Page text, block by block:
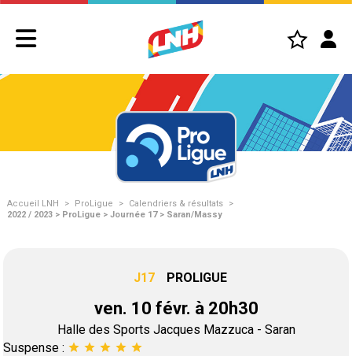
Accueil LNH > ProLigue > Calendriers & résultats
>
2022 / 2023 > ProLigue > Journée 17 > Saran/Massy
J17 PROLIGUE
ven. 10 févr. à 20h30
Halle des Sports Jacques Mazzuca - Saran
Suspense : star star star star star